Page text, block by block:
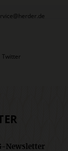
Twitter
Newsletter